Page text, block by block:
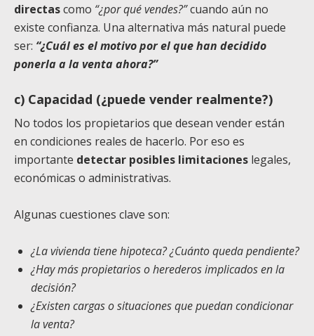
directascomo “¿por qué vendes?”cuando aún no
existe confianza. Una alternativa más natural puede
ser: “¿Cuál es el motivo por el que han decidido
ponerla a la venta ahora?”
c) Capacidad (¿puede vender realmente?)
No todos los propietarios que desean vender están
en condiciones reales de hacerlo. Por eso es
importante detectar posibles limitaciones legales,
económicas o administrativas.
Algunas cuestiones clave son:
¿La vivienda tiene hipoteca? ¿Cuánto queda pendiente?
¿Hay más propietarios o herederos implicados en la
decisión?
¿Existen cargas o situaciones que puedan condicionar
la venta?